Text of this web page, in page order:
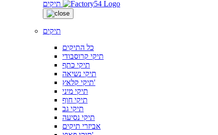
תיקים
תיקים
כל התיקים
תיקי קרוסבודי
תיקי כתף
תיקי נשיאה
תיקי קלאץ'
תיקי מיני
תיקי חוף
תיקי גב
תיקי נסיעה
אביזרי תיקים